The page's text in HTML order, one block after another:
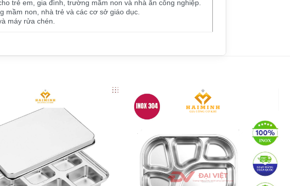
trẻ em, gia đình, trường mầm non và nhà ăn công nghiệp.
mầm non, nhà trẻ và các cơ sở giáo dục.
máy rửa chén.